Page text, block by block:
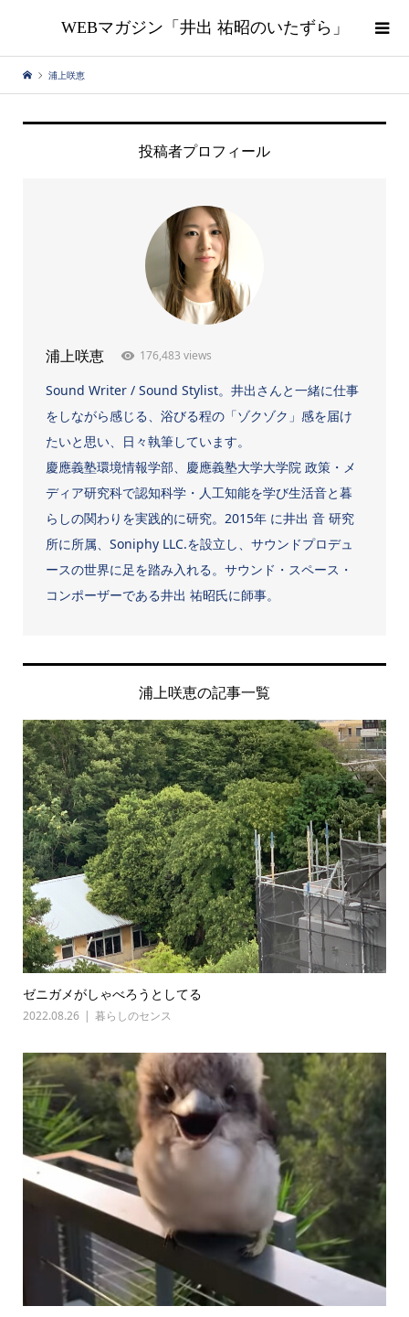
WEBマガジン「井出 祐昭のいたずら」
浦上咲恵
投稿者プロフィール
浦上咲恵 176,483 views
Sound Writer / Sound Stylist。井出さんと一緒に仕事
をしながら感じる、浴びる程の「ゾクゾク」感を届け
たいと思い、日々執筆しています。
慶應義塾環境情報学部、慶應義塾大学大学院 政策・メ
ディア研究科で認知科学・人工知能を学び生活音と暮
らしの関わりを実践的に研究。2015年 に井出 音 研究
所に所属、Soniphy LLC.を設立し、サウンドプロデュ
ースの世界に足を踏み入れる。サウンド・スペース・
コンポーザーである井出 祐昭氏に師事。
浦上咲恵の記事一覧
ゼニガメがしゃべろうとしてる
2022.08.26 暮らしのセンス